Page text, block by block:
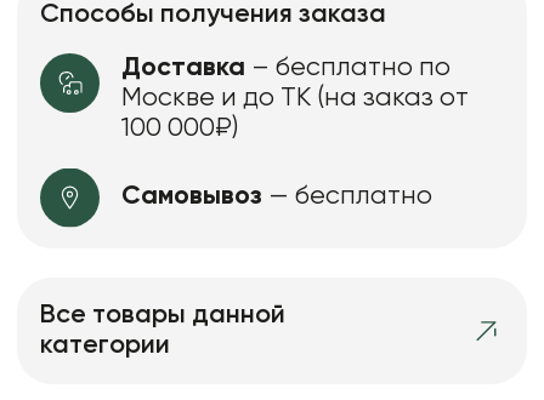
Способы получения заказа
Доставка – бесплатно по
Москве и до ТК (на заказ от
100 000₽)
Самовывоз — бесплатно
Все товары данной
категории